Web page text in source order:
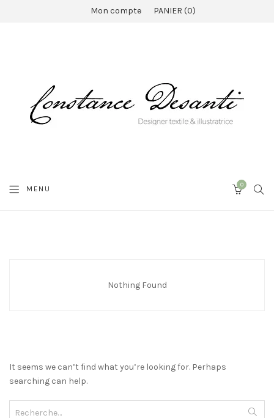
Mon compte PANIER 0
MENU 0
Nothing Found
It seems we can’t find what you’re looking for. Perhaps
searching can help.